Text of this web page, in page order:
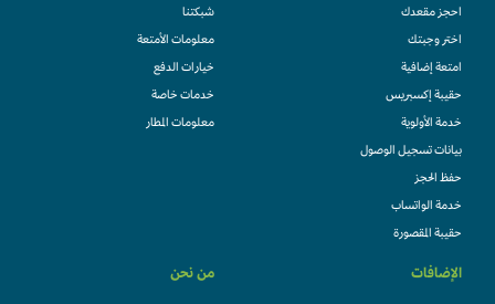
احجز مقعدك
اختر وجبتك
امتعة إضافية
حقيبة إكسبريس
خدمة الأولوية
بيانات تسجيل الوصول
حفظ الحجز
خدمة الواتساب
حقيبة المقصورة
شبكتنا
معلومات الأمتعة
خيارات الدفع
خدمات خاصة
معلومات المطار
الإضافات من نحن